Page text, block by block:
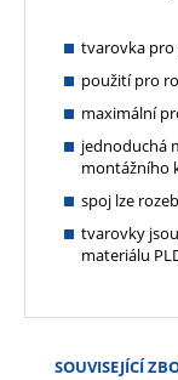
tvarovka pro
použití pro
maximální
jednoduchá
montážního
spoj lze
tvarovky
materiálu
SOUVISEJÍCÍ